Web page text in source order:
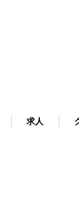
求人